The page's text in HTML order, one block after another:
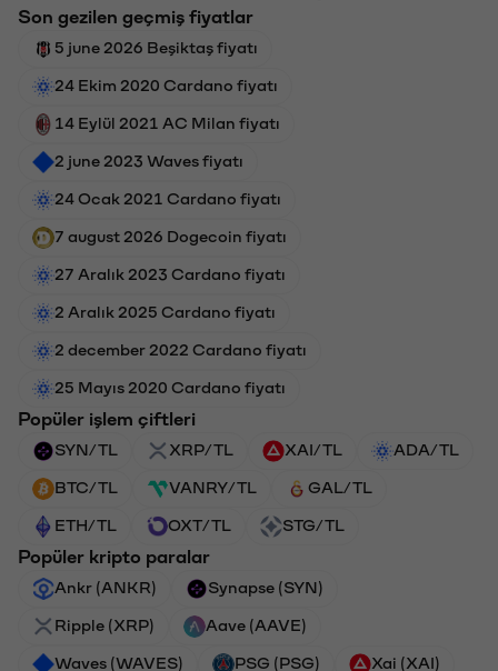
Son gezilen geçmiş fiyatlar
5 june 2026 Beşiktaş fiyatı
24 Ekim 2020 Cardano fiyatı
14 Eylül 2021 AC Milan fiyatı
2 june 2023 Waves fiyatı
24 Ocak 2021 Cardano fiyatı
7 august 2026 Dogecoin fiyatı
27 Aralık 2023 Cardano fiyatı
2 Aralık 2025 Cardano fiyatı
2 december 2022 Cardano fiyatı
25 Mayıs 2020 Cardano fiyatı
Popüler işlem çiftleri
SYN/TL XRP/TL XAI/TL ADA/TL
BTC/TL VANRY/TL GAL/TL
ETH/TL OXT/TL STG/TL
Popüler kripto paralar
Ankr (ANKR) Synapse (SYN)
Ripple (XRP) Aave (AAVE)
Waves (WAVES) PSG (PSG) Xai (XAI)